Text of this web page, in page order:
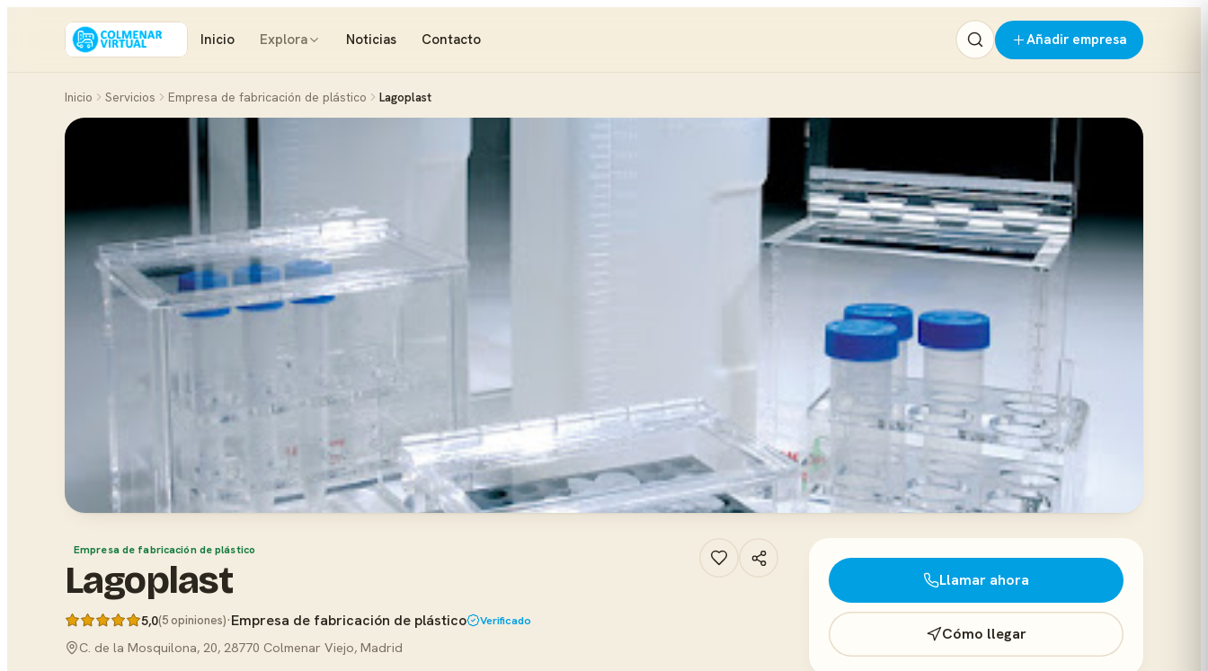
Inicio Explora Noticias Contacto Añadir empresa
Inicio Servicios Empresa de fabricación de plástico Lagoplast
Empresa de fabricación de plástico
Lagoplast
5,0(5 opiniones)·Empresa de fabricación de plástico Verificado
C. de la Mosquilona, 20, 28770 Colmenar Viejo, Madrid
Llamar ahora
Cómo llegar